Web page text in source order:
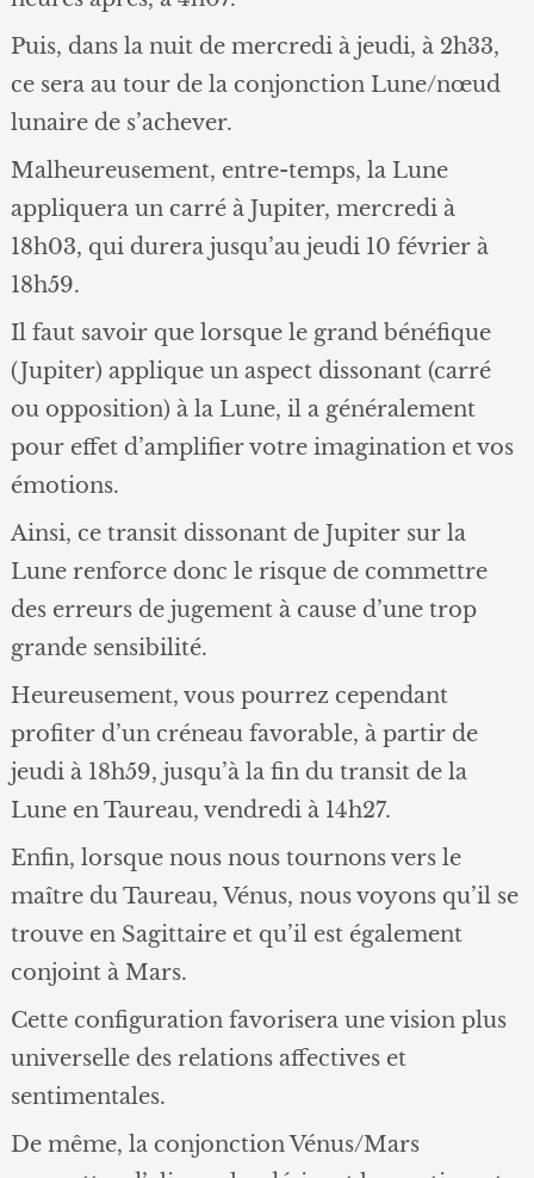
Puis, dans la nuit de mercredi à jeudi, à 2h33,
ce sera au tour de la conjonction Lune/nœud
lunaire de s’achever.
Malheureusement, entre-temps, la Lune
appliquera un carré à Jupiter, mercredi à
18h03, qui durera jusqu’au jeudi 10 février à
18h59.
Il faut savoir que lorsque le grand bénéfique
(Jupiter) applique un aspect dissonant (carré
ou opposition) à la Lune, il a généralement
pour effet d’amplifier votre imagination et vos
émotions.
Ainsi, ce transit dissonant de Jupiter sur la
Lune renforce donc le risque de commettre
des erreurs de jugement à cause d’une trop
grande sensibilité.
Heureusement, vous pourrez cependant
profiter d’un créneau favorable, à partir de
jeudi à 18h59, jusqu’à la fin du transit de la
Lune en Taureau, vendredi à 14h27.
Enfin, lorsque nous nous tournons vers le
maître du Taureau, Vénus, nous voyons qu’il se
trouve en Sagittaire et qu’il est également
conjoint à Mars.
Cette configuration favorisera une vision plus
universelle des relations affectives et
sentimentales.
De même, la conjonction Vénus/Mars